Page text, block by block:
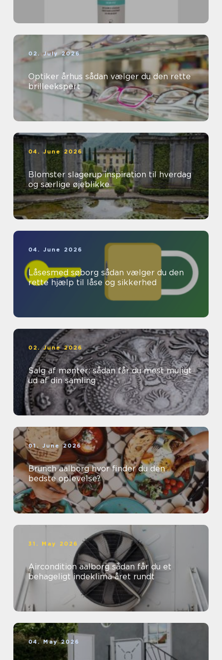
02. July 2026
Optiker århus sådan vælger du den rette
brilleekspert
04. June 2026
Blomster slagerup inspiration til hverdag
og særlige øjeblikke
04. June 2026
Låsesmed søborg sådan vælger du den
rette hjælp til låse og sikkerhed
02. June 2026
Salg af mønter: sådan får du mest muligt
ud af din samling
01. June 2026
Brunch aalborg hvor finder du den
bedste oplevelse?
31. May 2026
Aircondition aalborg sådan får du et
behageligt indeklima året rundt
04. May 2026